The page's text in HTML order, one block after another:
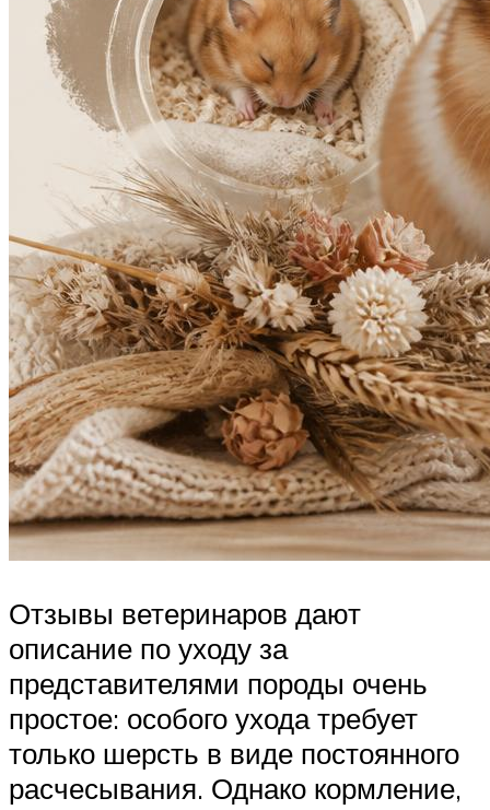
Отзывы ветеринаров дают
описание по уходу за
представителями породы очень
простое: особого ухода требует
только шерсть в виде постоянного
расчесывания. Однако кормление,